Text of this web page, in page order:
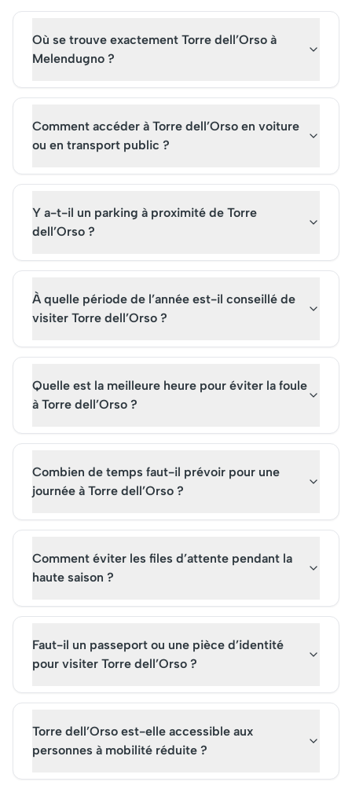
explorer ce site naturel
italien.
découvrir sa beauté.
Où se trouve exactement Torre dell’Orso à
Melendugno ?
Comment accéder à Torre dell’Orso en voiture
ou en transport public ?
Y a-t-il un parking à proximité de Torre
dell’Orso ?
À quelle période de l’année est-il conseillé de
visiter Torre dell’Orso ?
Quelle est la meilleure heure pour éviter la foule
à Torre dell’Orso ?
Combien de temps faut-il prévoir pour une
journée à Torre dell’Orso ?
Comment éviter les files d’attente pendant la
haute saison ?
Faut-il un passeport ou une pièce d’identité
pour visiter Torre dell’Orso ?
Torre dell’Orso est-elle accessible aux
personnes à mobilité réduite ?